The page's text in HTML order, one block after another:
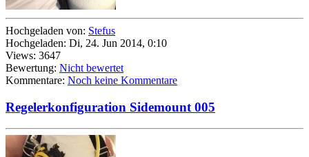
Hochgeladen von: Stefus
Hochgeladen: Di, 24. Jun 2014, 0:10
Views: 3647
Bewertung: Nicht bewertet
Kommentare: Noch keine Kommentare
Regelerkonfiguration Sidemount 005